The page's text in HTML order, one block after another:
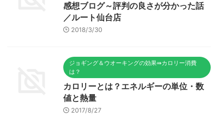
感想ブログ～評判の良さが分かった話
／ルート仙台店
2018/3/30
ジョギング＆ウオーキングの効果⇛カロリー消費
は？
カロリーとは？エネルギーの単位・数
値と熱量
2017/8/27